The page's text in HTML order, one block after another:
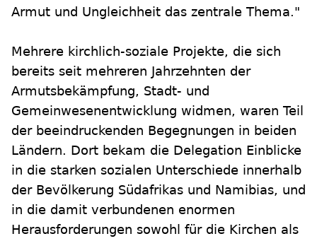
Armut und Ungleichheit das zentrale Thema."
Mehrere kirchlich-soziale Projekte, die sich
bereits seit mehreren Jahrzehnten der
Armutsbekämpfung, Stadt- und
Gemeinwesenentwicklung widmen, waren Teil
der beeindruckenden Begegnungen in beiden
Ländern. Dort bekam die Delegation Einblicke
in die starken sozialen Unterschiede innerhalb
der Bevölkerung Südafrikas und Namibias, und
in die damit verbundenen enormen
Herausforderungen sowohl für die Kirchen als